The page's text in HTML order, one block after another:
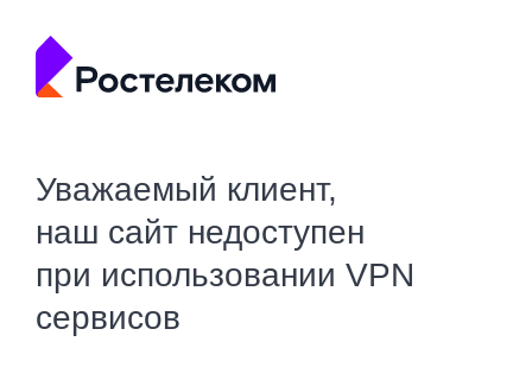
Уважаемый клиент,
наш сайт недоступен
при использовании VPN
сервисов